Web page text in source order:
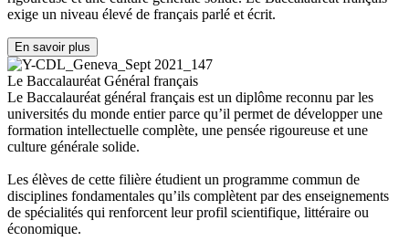
exige un niveau élevé de français parlé et écrit.
En savoir plus
Le Baccalauréat Général français
Le Baccalauréat général français est un diplôme reconnu par les
universités du monde entier parce qu’il permet de développer une
formation intellectuelle complète, une pensée rigoureuse et une
culture générale solide.
Les élèves de cette filière étudient un programme commun de
disciplines fondamentales qu’ils complètent par des enseignements
de spécialités qui renforcent leur profil scientifique, littéraire ou
économique.